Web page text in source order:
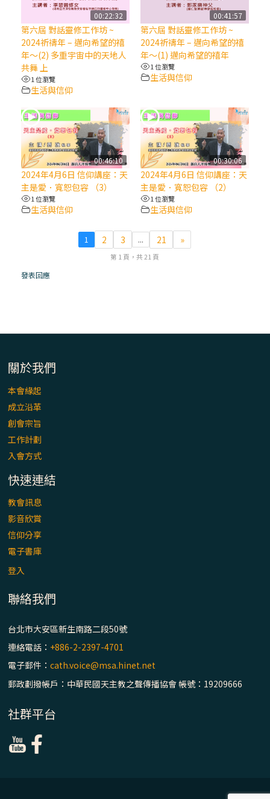
(7)黃敏正主教帶你做【將臨期避靜】—耶穌
降生人間，需要人的「接納」
(6)黃敏正主教帶你做【將臨期避靜】—「馬
傳」：講耶穌的故事
(4)黃敏正主教帶你做【將臨期避靜】—匝凱
「想看」耶穌，耶穌「走近」匝凱
(3)黃敏正主教帶你做【將臨期避靜】—「轉
念」，吃苦如吃補
(2)黃敏正主教帶你做【將臨期避靜】—
「看」是一門大學問、真正的靈修
「禧年 來~」第十三集：論《在希望中得救》
通諭中的「希望」 / 台南中華聖母主教座堂
(下)
00:22:32
第六屆 對話靈修工作坊 ~
2024祈禱年 – 邁向希望的禧
年～(2) 多重宇宙中的天地人
共舞 上
1 位瀏覽
生活與信仰
00:41:57
第六屆 對話靈修工作坊 ~
2024祈禱年 – 邁向希望的禧
年～(1) 邁向希望的禧年
1 位瀏覽
生活與信仰
00:46:10
2024年4月6日 信仰講座：天
主是愛．寬恕包容 （3）
1 位瀏覽
生活與信仰
00:30:06
2024年4月6日 信仰講座：天
主是愛．寬恕包容 （2）
1 位瀏覽
生活與信仰
1 2 3 ... 21 »
第 1 頁，共 21 頁
發表回應
關於我們
本會緣起
成立沿革
創會宗旨
工作計劃
入會方式
快速連結
教會訊息
影音欣賞
信仰分享
電子書庫
登入
聯絡我們
台北市大安區新生南路二段50號
連絡電話： +886-2-2397-4701
電子郵件：cath.voice@msa.hinet.net
郵政劃撥帳戶：中華民國天主教之聲傳播協會 帳號：19209666
社群平台